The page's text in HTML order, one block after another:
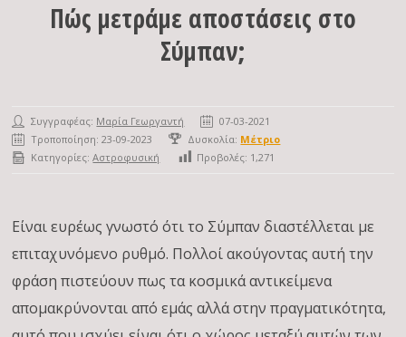
Πώς μετράμε αποστάσεις στο
Σύμπαν;
Συγγραφέας: Μαρία Γεωργαντή
07-03-2021
Τροποποίηση: 23-09-2023
Δυσκολία: Μέτριο
Κατηγορίες:Αστροφυσική Προβολές: 1,271
Είναι ευρέως γνωστό ότι το Σύμπαν διαστέλλεται με
επιταχυνόμενο ρυθμό. Πολλοί ακούγοντας αυτή την
φράση πιστεύουν πως τα κοσμικά αντικείμενα
απομακρύνονται από εμάς αλλά στην πραγματικότητα,